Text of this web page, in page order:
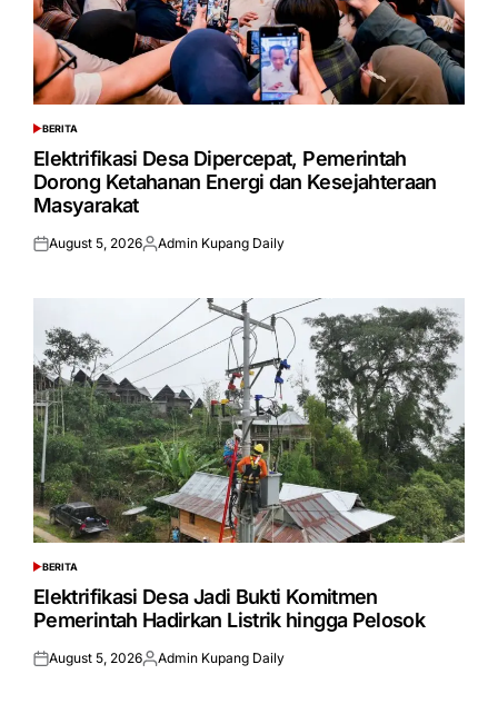
POSTED
IN
BERITA
Elektrifikasi Desa Dipercepat, Pemerintah
Dorong Ketahanan Energi dan Kesejahteraan
Masyarakat
Posted
August 5, 2026Posted
Admin Kupang Daily
POSTED
IN
BERITA
Elektrifikasi Desa Jadi Bukti Komitmen
Pemerintah Hadirkan Listrik hingga Pelosok
Posted
August 5, 2026Posted
Admin Kupang Daily